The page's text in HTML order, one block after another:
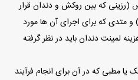
که بین روکش و دندان قرار
که برای اجرای آن ها مورد
لمینت دندان باید در نظر گرفته
یا مطبی که در آن برای انجام فرآیند